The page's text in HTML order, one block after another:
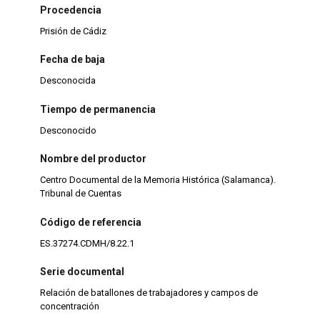
Procedencia
Prisión de Cádiz
Fecha de baja
Desconocida
Tiempo de permanencia
Desconocido
Nombre del productor
Centro Documental de la Memoria Histórica (Salamanca).
Tribunal de Cuentas
Código de referencia
ES.37274.CDMH/8.22.1
Serie documental
Relación de batallones de trabajadores y campos de
concentración